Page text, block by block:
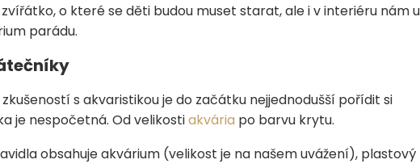
zvířátko, o které se děti budou muset starat, ale i v interiéru nám
parádu.
s akvaristikou je do začátku nejjednodušší pořídit si
je nespočetná. Od velikostiakvária po barvu krytu.
obsahuje akvárium (velikost je na našem uvážení), plastový